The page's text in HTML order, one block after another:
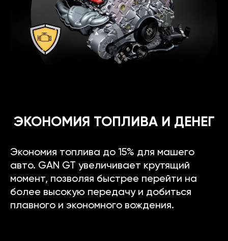
ЭКОНОМИЯ ТОПЛИВА И ДЕНЕГ
Экономия топлива до 15% для машего
авто. GAN GT увеличивает крутящий
момент, позволяя быстрее перейти на
более высокую передачу и добиться
плавного и экономного вождения.